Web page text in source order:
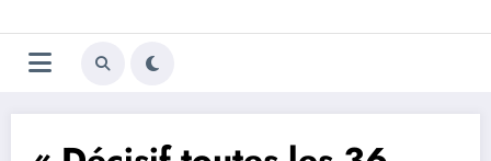
au
contenu
Trivela
L'actualité du football